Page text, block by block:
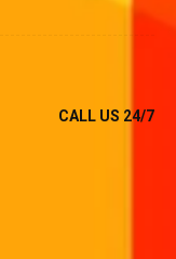
CALL US 24/7